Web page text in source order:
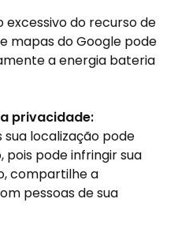
excessivo do recurso de
mapas do Google pode
a energia bateria
privacidade:
localização pode
pode infringir sua
compartilhe a
pessoas de sua